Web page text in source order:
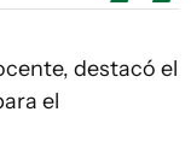
destacó el
el